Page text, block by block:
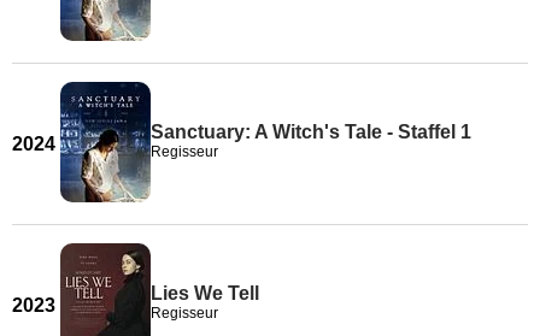
2024
Sanctuary: A Witch's Tale - Staffel 1
Regisseur
2023
Lies We Tell
Regisseur